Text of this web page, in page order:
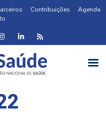
Contribuições
Agenda